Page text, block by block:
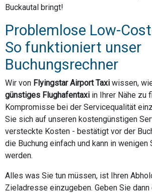
Buckautal bringt!
Problemlose Low-
So funktioniert unser
Buchungsrechner
Wir von Flyingstar Airport Taxi wissen,
günstiges Flughafentaxi in Ihrer Nähe zu
Kompromisse bei der Servicequalität
Sie sich auf unseren kostengünstigen
versteckte Kosten - bestätigt vor der
die Buchung einfach und kann in
werden.
Alles was Sie tun müssen, ist Ihren
Zieladresse einzugeben. Geben Sie